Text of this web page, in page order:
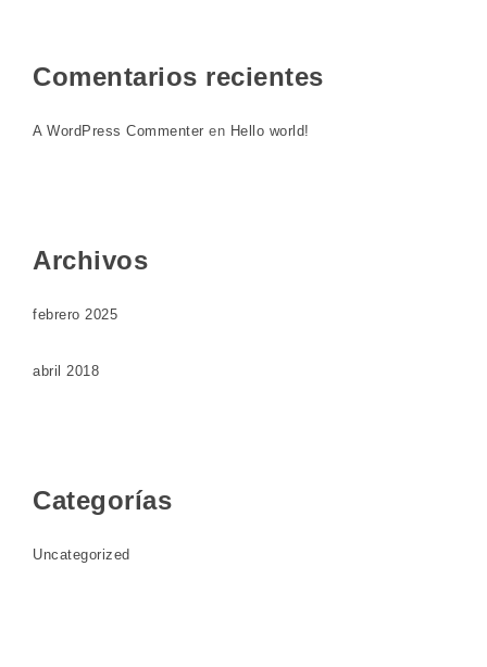
Comentarios recientes
A WordPress Commenter en Hello world!
Archivos
febrero 2025
abril 2018
Categorías
Uncategorized